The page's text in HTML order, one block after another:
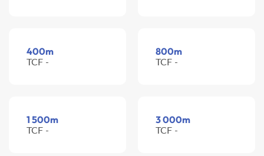
400m
TCF -
800m
TCF -
1 500m
TCF -
3 000m
TCF -